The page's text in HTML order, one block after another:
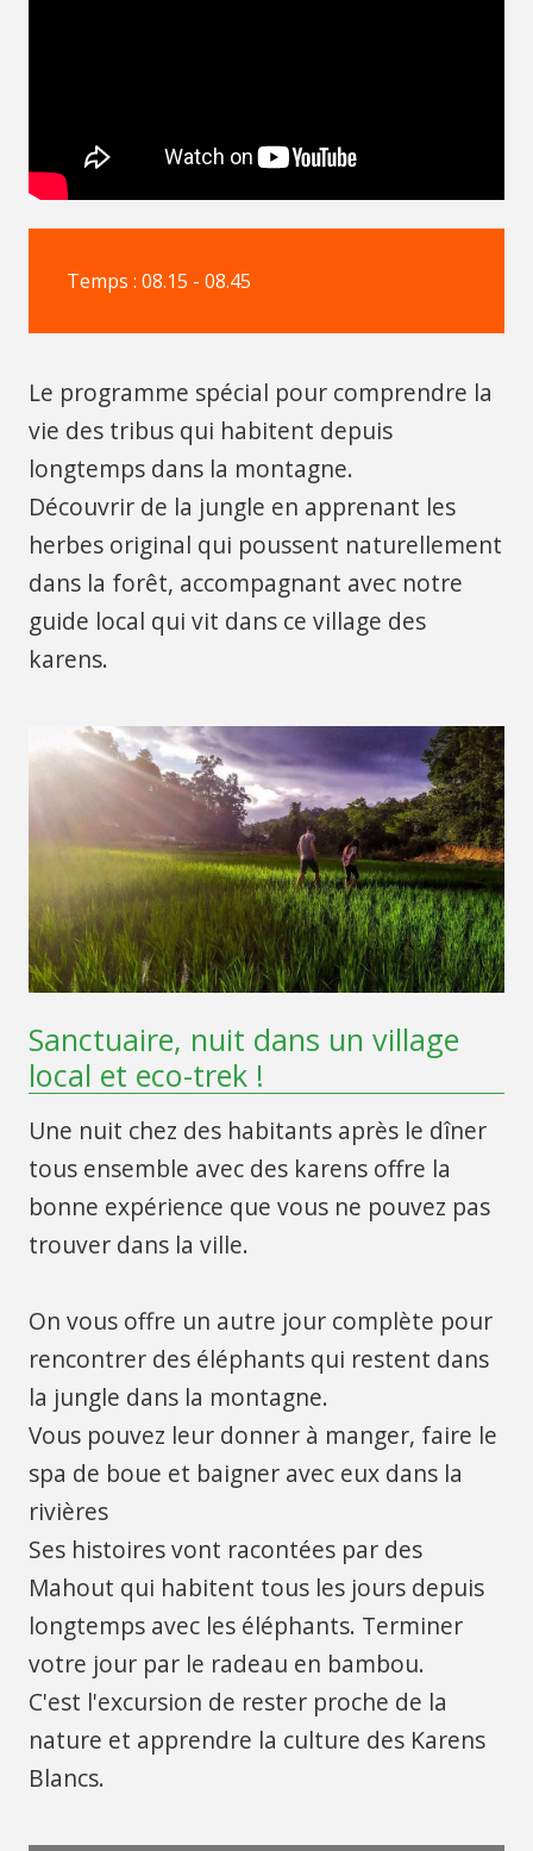
Temps : 08.15 - 08.45
Le programme spécial pour comprendre la
vie des tribus qui habitent depuis
longtemps dans la montagne.
Découvrir de la jungle en apprenant les
herbes original qui poussent naturellement
dans la forêt, accompagnant avec notre
guide local qui vit dans ce village des
karens.
Sanctuaire, nuit dans un village
local et eco-trek !
Une nuit chez des habitants après le dîner
tous ensemble avec des karens offre la
bonne expérience que vous ne pouvez pas
trouver dans la ville.
On vous offre un autre jour complète pour
rencontrer des éléphants qui restent dans
la jungle dans la montagne.
Vous pouvez leur donner à manger, faire le
spa de boue et baigner avec eux dans la
rivières
Ses histoires vont racontées par des
Mahout qui habitent tous les jours depuis
longtemps avec les éléphants. Terminer
votre jour par le radeau en bambou.
C'est l'excursion de rester proche de la
nature et apprendre la culture des Karens
Blancs.